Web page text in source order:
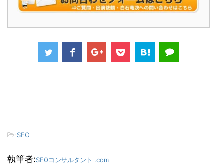
-SEO
執筆者:SEOコンサルタント .com